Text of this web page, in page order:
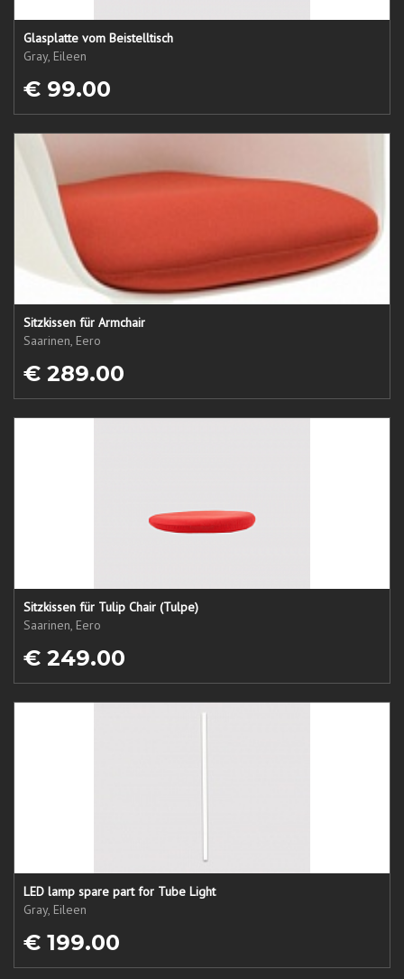
Glasplatte vom Beistelltisch
Gray, Eileen
€ 99.00
Sitzkissen für Armchair
Saarinen, Eero
€ 289.00
Sitzkissen für Tulip Chair (Tulpe)
Saarinen, Eero
€ 249.00
LED lamp spare part for Tube Light
Gray, Eileen
€ 199.00